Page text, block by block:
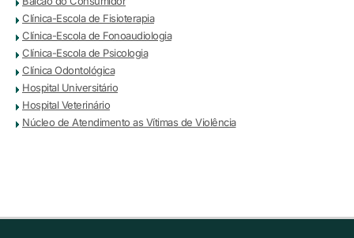
Clínica-Escola de Fisioterapia
Clínica-Escola de Fonoaudiologia
Clínica-Escola de Psicologia
Clínica Odontológica
Hospital Universitário
Hospital Veterinário
Núcleo de Atendimento as Vítimas de Violência